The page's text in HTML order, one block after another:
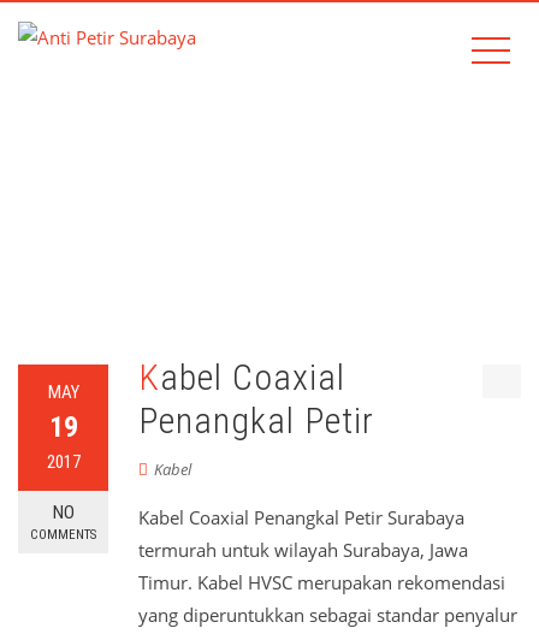
MAY
19
2017
NO
COMMENTS
Kabel Coaxial
Penangkal Petir
Kabel
Kabel Coaxial Penangkal Petir Surabaya
termurah untuk wilayah Surabaya, Jawa
Timur. Kabel HVSC merupakan rekomendasi
yang diperuntukkan sebagai standar penyalur